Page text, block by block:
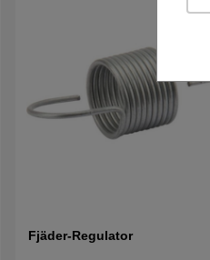
Fjäder-Regulator